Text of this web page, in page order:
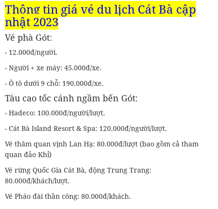
Thông tin giá vé du lịch Cát Bà cập
nhật 2023
Vé phà Gót:
- 12.000đ/người.
- Người + xe máy: 45.000đ/xe.
- Ô tô dưới 9 chỗ: 190.000đ/xe.
Tàu cao tốc cánh ngầm bến Gót:
- Hadeco: 100.000đ/người/lượt.
- Cát Bà Island Resort & Spa: 120.000đ/người/lượt.
Vé thăm quan vịnh Lan Hạ: 80.000đ/lượt (bao gồm cả tham
quan đảo Khỉ)
Vé rừng Quốc Gia Cát Bà, động Trung Trang:
80.000đ/khách/lượt.
Vé Pháo đài thần công: 80.000đ/khách.